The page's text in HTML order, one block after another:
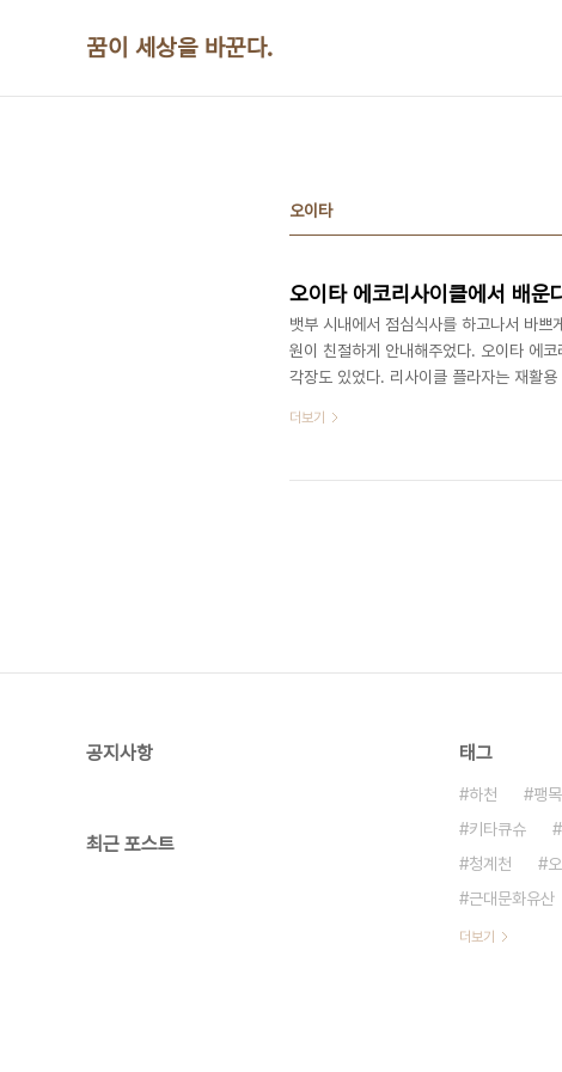
꿈이 세상을 바꾼다.
오이타
오이타 에코리사이클에서 배운
뱃부 시내에서 점심식사를 하고나서 바
원이 친절하게 안내해주었다. 오이타 에
각장도 있었다. 리사이클 플라자는 재활
여져 있고 설명판이 붙어 있었다. 리사이
는 스프링쿨러가 설치되어 있었다. 리사
더보기
공지사항
최근 포스트
태그
하천 팽
키타큐슈
청계천
근대문화유산
더보기